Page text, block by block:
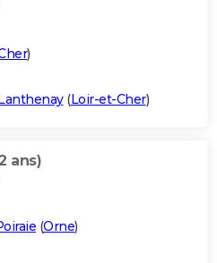
)
(Loir-et-Cher)
ans)
(Orne)